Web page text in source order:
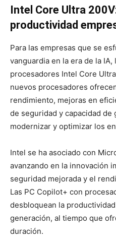
Intel Core Ultra
productividad
Para las empresas que se
vanguardia en la era de la
procesadores Intel Core
nuevos procesadores
rendimiento, mejoras en
de seguridad y capacidad de
modernizar y optimizar los
Intel se ha asociado con
avanzando en la innovación
seguridad mejorada y el
Las PC Copilot+ con
desbloquean la
generación, al tiempo que
duración.